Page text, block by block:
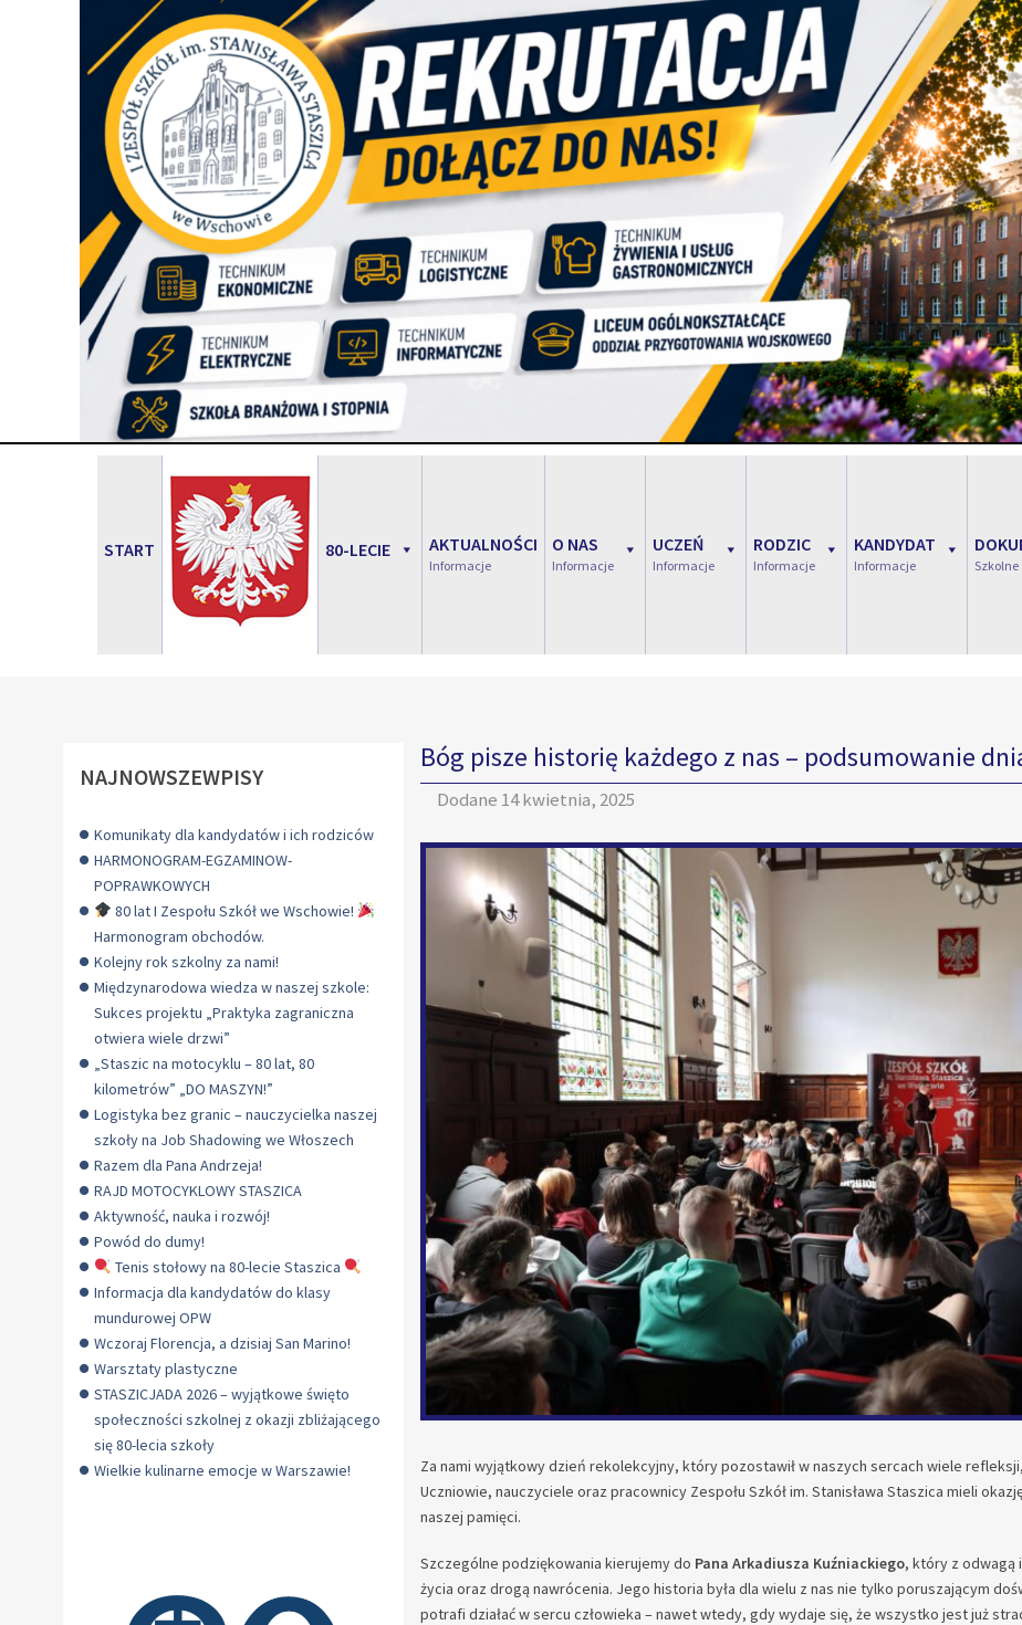
START 80-LECIE AKTUALNOŚCI
Informacje
O NAS
Informacje
UCZEŃ
Informacje
RODZIC
Informacje
KANDYDAT
Informacje Szkolne
Bóg pisze historię każdego z nas – podsumowanie
Dodane 14 kwietnia, 2025
Za nami wyjątkowy dzień rekolekcyjny, który pozostawił w naszych sercach wiele
Uczniowie, nauczyciele oraz pracownicy Zespołu Szkół im. Stanisława Staszica mieli
naszej pamięci.
Szczególne podziękowania kierujemy do Pana Arkadiusza Kuźniackiego, który z odwagą
życia oraz drogą nawrócenia. Jego historia była dla wielu z nas nie tylko poruszającym
potrafi działać w sercu człowieka – nawet wtedy, gdy wydaje się, że wszystko jest już
NAJNOWSZEWPISY
Komunikaty dla kandydatów i ich rodziców
HARMONOGRAM-EGZAMINOW-
POPRAWKOWYCH
80 lat I Zespołu Szkół we Wschowie!
Harmonogram obchodów.
Kolejny rok szkolny za nami!
Międzynarodowa wiedza w naszej szkole:
Sukces projektu „Praktyka zagraniczna
otwiera wiele drzwi”
„Staszic na motocyklu – 80 lat, 80
kilometrów” „DO MASZYN!”
Logistyka bez granic – nauczycielka naszej
szkoły na Job Shadowing we Włoszech
Razem dla Pana Andrzeja!
RAJD MOTOCYKLOWY STASZICA
Aktywność, nauka i rozwój!
Powód do dumy!
Tenis stołowy na 80-lecie Staszica
Informacja dla kandydatów do klasy
mundurowej OPW
Wczoraj Florencja, a dzisiaj San Marino!
Warsztaty plastyczne
STASZICJADA 2026 – wyjątkowe święto
społeczności szkolnej z okazji zbliżającego
się 80-lecia szkoły
Wielkie kulinarne emocje w Warszawie!